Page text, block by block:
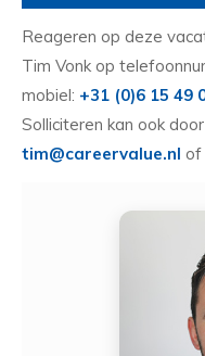
Reageren op deze
Tim Vonk op
mobiel: +31 (0)6 15 49
Solliciteren kan ook
tim@careervalue.nl of